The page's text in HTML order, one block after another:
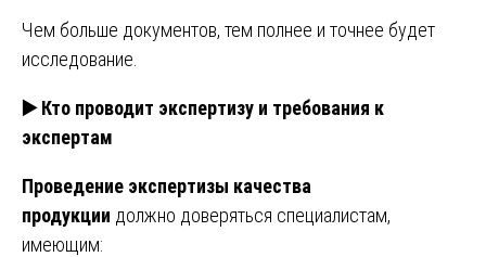
Чем больше документов, тем полнее и точнее будет
исследование.
▶️Кто проводит экспертизу и требования к
экспертам
Проведение экспертизы качества
продукции должно доверяться специалистам,
имеющим: